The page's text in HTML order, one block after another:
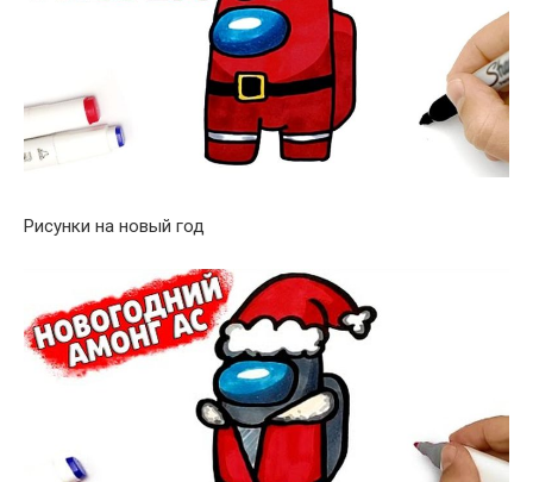
Рисунки на новый год